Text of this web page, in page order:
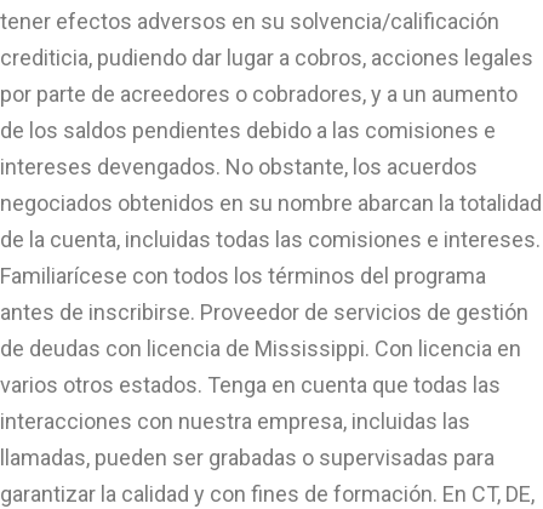
tener efectos adversos en su solvencia/calificación
crediticia, pudiendo dar lugar a cobros, acciones legales
por parte de acreedores o cobradores, y a un aumento
de los saldos pendientes debido a las comisiones e
intereses devengados. No obstante, los acuerdos
negociados obtenidos en su nombre abarcan la totalidad
de la cuenta, incluidas todas las comisiones e intereses.
Familiarícese con todos los términos del programa
antes de inscribirse. Proveedor de servicios de gestión
de deudas con licencia de Mississippi. Con licencia en
varios otros estados. Tenga en cuenta que todas las
interacciones con nuestra empresa, incluidas las
llamadas, pueden ser grabadas o supervisadas para
garantizar la calidad y con fines de formación. En CT, DE,